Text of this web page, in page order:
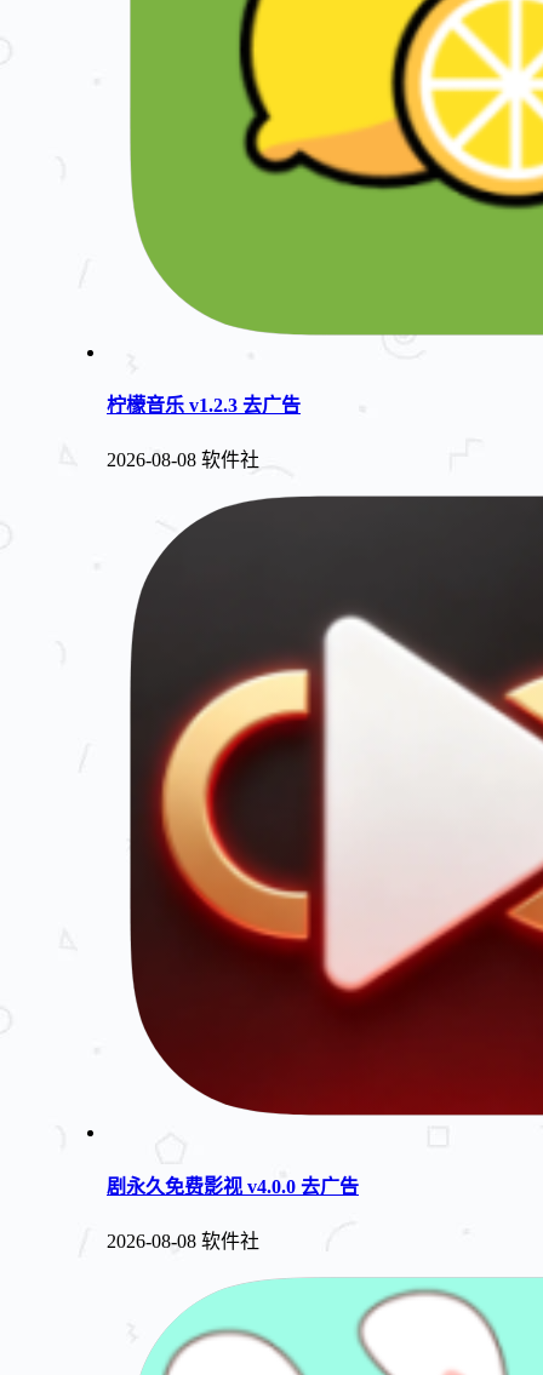
柠檬音乐 v1.2.3 去广告
2026-08-08 软件社
剧永久免费影视 v4.0.0 去广告
2026-08-08 软件社